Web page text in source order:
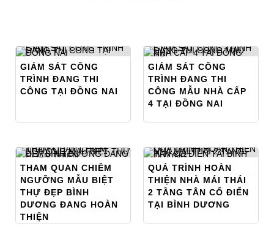
GIÁM SÁT CÔNG
TRÌNH ĐANG THI
CÔNG TẠI ĐỒNG NAI
GIÁM SÁT CÔNG
TRÌNH ĐANG THI
CÔNG MẪU NHÀ CẤP
4 TẠI ĐỒNG NAI
THAM QUAN CHIÊM
NGƯỠNG MẪU BIỆT
THỰ ĐẸP BÌNH
DƯƠNG ĐANG HOÀN
THIỆN
QUÁ TRÌNH HOÀN
THIỆN NHÀ MÁI THÁI
2 TẦNG TÂN CỔ ĐIỂN
TẠI BÌNH DƯƠNG